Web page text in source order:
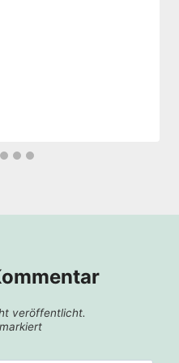
veröffentlicht.
markiert